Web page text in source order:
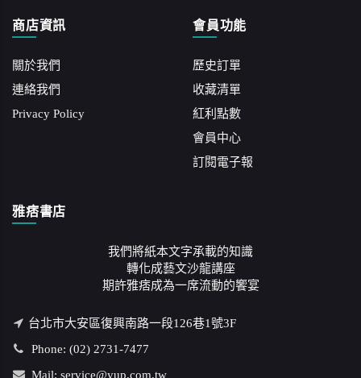
商店資訊
關於我們
連絡我們
Privacy Policy
會員功能
歷史訂單
收藏清單
紅利點數
會員中心
訂閱電子報
雅痞書店
我們將紙本文字承載的知識
轉化成藝文沙龍講座
期許雅痞成為一席流動的饗宴
台北市大安區復興南路一段126巷1號3F
Phone: (02) 2731-7477
Mail: service@yup.com.tw